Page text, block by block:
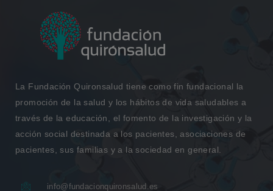
La Fundación Quironsalud tiene como fin fundacional la
promoción de la salud y los hábitos de vida saludables a
través de la educación, el fomento de la investigación y la
acción social destinada a los pacientes, asociaciones de
pacientes, sus familias y a la sociedad en general.
info@fundacionquironsalud.es